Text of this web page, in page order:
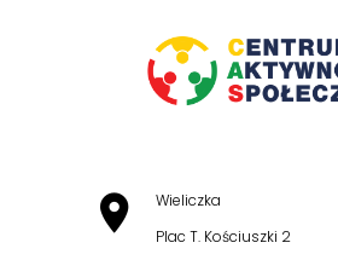
Wieliczka
Plac T. Kościuszki 2